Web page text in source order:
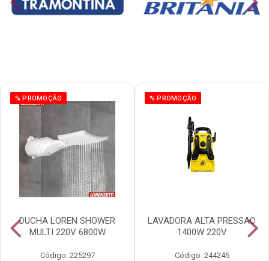
% PROMOÇÃO
DUCHA LOREN SHOWER
MULTI 220V 6800W
Código: 225297
% PROMOÇÃO
LAVADORA ALTA PRESSAO
1400W 220V
Código: 244245